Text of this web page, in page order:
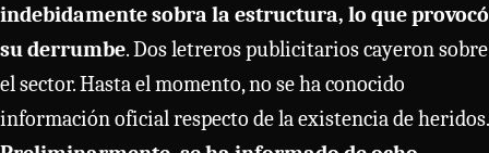
indebidamente sobra la estructura, lo que provocó
su derrumbe. Dos letreros publicitarios cayeron sobre
el sector. Hasta el momento, no se ha conocido
información oficial respecto de la existencia de heridos.